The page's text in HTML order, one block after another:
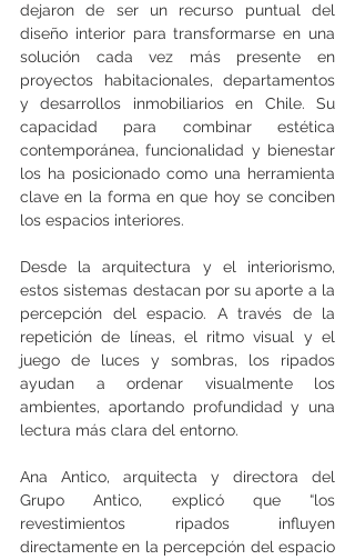
dejaron de ser un recurso puntual del
diseño interior para transformarse en una
solución cada vez más presente en
proyectos habitacionales, departamentos
y desarrollos inmobiliarios en Chile. Su
capacidad para combinar estética
contemporánea, funcionalidad y bienestar
los ha posicionado como una herramienta
clave en la forma en que hoy se conciben
los espacios interiores.
Desde la arquitectura y el interiorismo,
estos sistemas destacan por su aporte a la
percepción del espacio. A través de la
repetición de líneas, el ritmo visual y el
juego de luces y sombras, los ripados
ayudan a ordenar visualmente los
ambientes, aportando profundidad y una
lectura más clara del entorno.
Ana Antico, arquitecta y directora del
Grupo Antico, explicó que “los
revestimientos ripados influyen
directamente en la percepción del espacio